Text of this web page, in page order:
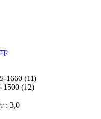
1660 (11)
1500 (12)
: 3,0